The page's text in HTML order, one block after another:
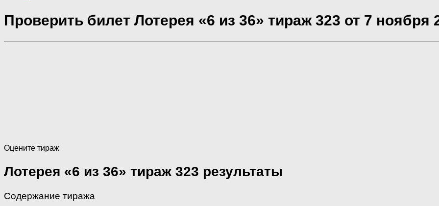
Проверить билет Лотерея «6 из 36» тираж 323 от 7 ноября
Оцените тираж
Лотерея «6 из 36» тираж 323 результаты
Содержание тиража